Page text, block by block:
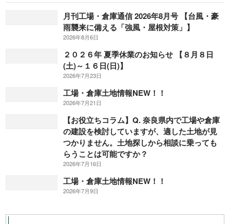
月刊工場・倉庫通信 2026年8月号 【台風・豪
雨襲来に備える「強風・屋根対策」】
2026年8月6日
２０２６年 夏季休業のお知らせ 【８月８日
(土)～１６日(日)】
2026年7月23日
工場・倉庫土地情報NEW！！
2026年7月21日
【お役立ちコラム】Q. 奈良県内で工場や倉庫
の建設を検討していますが、適した土地が見
つかりません。土地探しから相談に乗っても
らうことは可能ですか？
2026年7月16日
工場・倉庫土地情報NEW！！
2026年7月9日